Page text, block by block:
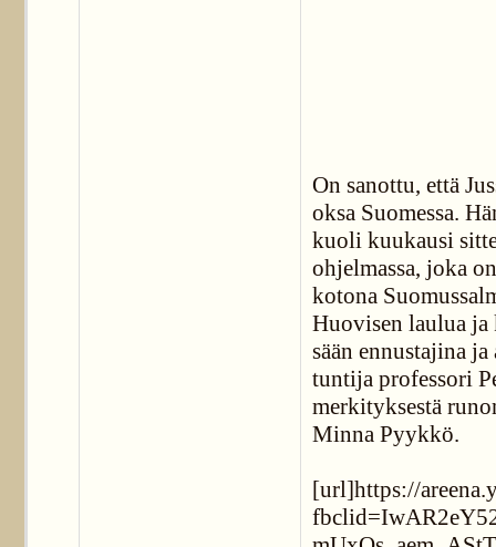
On sanottu, että
oksa Suomessa.
kuoli kuukausi
ohjelmassa, joka
kotona
Huovisen laulua ja
sään ennustajina
tuntija professori
merkityksestä
Minna Pyykkö.
[url]https://